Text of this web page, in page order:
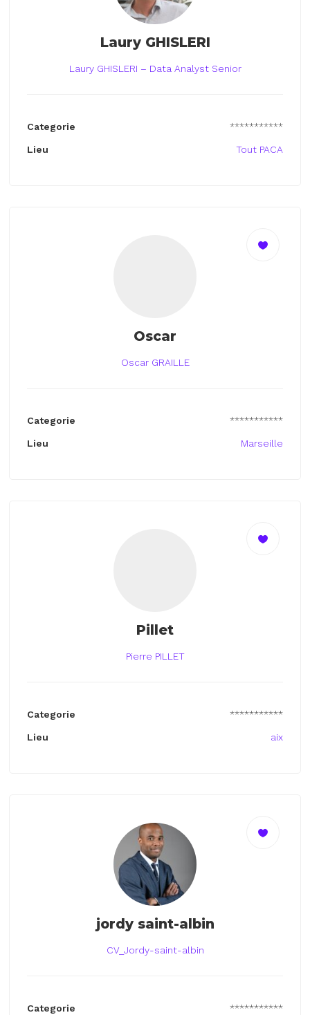
Laury GHISLERI
Laury GHISLERI – Data Analyst Senior
Categorie ***********
Lieu Tout PACA
Oscar
Oscar GRAILLE
Categorie ***********
Lieu Marseille
Pillet
Pierre PILLET
Categorie ***********
Lieu aix
jordy saint-albin
CV_Jordy-saint-albin
Categorie ***********